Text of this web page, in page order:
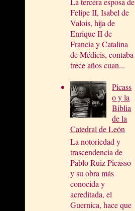
Felipe II, Isabel de
Valois, hija de
Enrique II de
Francia y Catalina
de Médicis, contaba
trece años cuan...
Picass
o y la
Biblia
de la
Catedral de León
La notoriedad y
trascendencia de
Pablo Ruiz Picasso
y su obra más
conocida y
acreditada, el
Guernica, hace que